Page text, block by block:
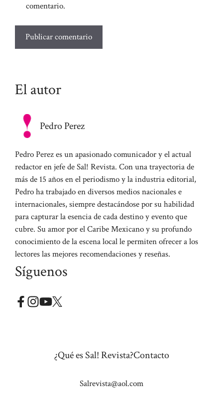
comentario.
El autor
Pedro Perez
Pedro Perez es un apasionado comunicador y el actual
redactor en jefe de Sal! Revista. Con una trayectoria de
más de 15 años en el periodismo y la industria editorial,
Pedro ha trabajado en diversos medios nacionales e
internacionales, siempre destacándose por su habilidad
para capturar la esencia de cada destino y evento que
cubre. Su amor por el Caribe Mexicano y su profundo
conocimiento de la escena local le permiten ofrecer a los
lectores las mejores recomendaciones y reseñas.
Síguenos
¿Qué es Sal! Revista?Contacto
Salrevista@aol.com